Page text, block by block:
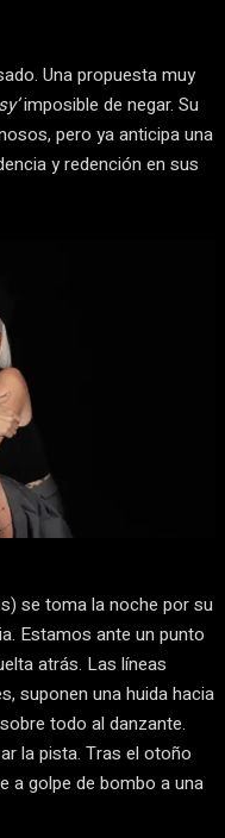
Una propuesta muy
imposible de negar. Su
pero ya anticipa una
y redención en sus
se toma la noche por su
Estamos ante un punto
atrás. Las líneas
suponen una huida hacia
todo al danzante.
la pista. Tras el otoño
a golpe de bombo a una